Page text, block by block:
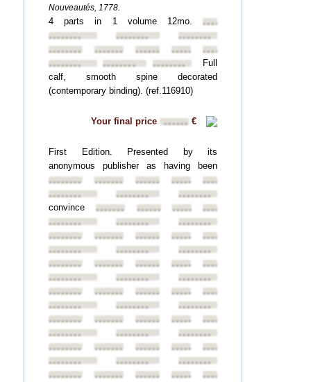
Nouveautés, 1778.
4 parts in 1 volume 12mo. ••••••••
••••••••
••••••••
••••••••
••••••••
•••••••• •••••••• ••••••••••••••••
••••••••
•••••••• ••••••••
Full
calf, smooth spine decorated
(contemporary binding). (ref.116910)
Your final price •••••• €
First Edition. Presented by its
anonymous publisher as having been
••••••••
•••••••• •••••••• ••••••••••••••••
••••••••
••••••••
••••••••
convince•••••••• •••••••• ••••••••••••••••
••••••••
••••••••
••••••••
••••••••
•••••••• •••••••• ••••••••••••••••
••••••••
••••••••
••••••••
••••••••
•••••••• •••••••• ••••••••••••••••
••••••••
••••••••
••••••••
••••••••
•••••••• •••••••• ••••••••••••••••
••••••••
••••••••
••••••••
••••••••
•••••••• •••••••• ••••••••••••••••
••••••••
••••••••
••••••••
••••••••
•••••••• •••••••• ••••••••••••••••
••••••••
••••••••
••••••••
••••••••
•••••••• •••••••• ••••••••••••••••